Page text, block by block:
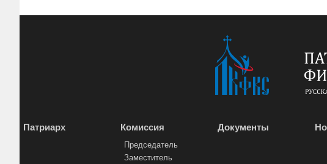
Патриарх Комиссия
Председатель
Заместитель
Документы